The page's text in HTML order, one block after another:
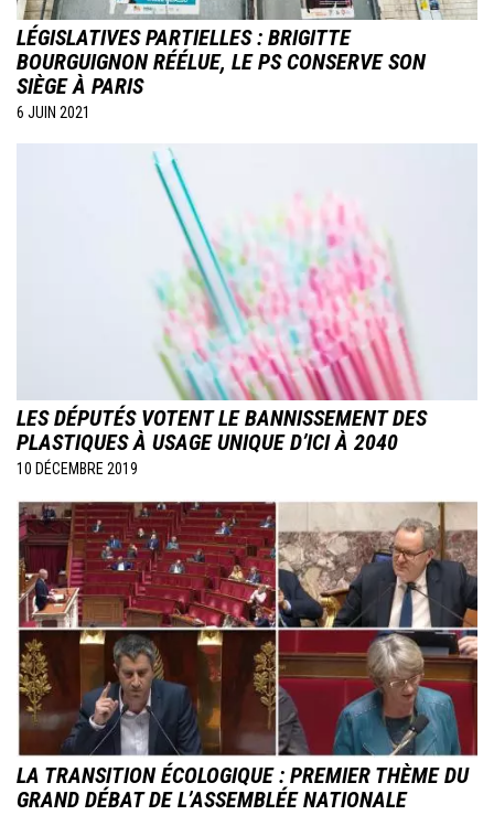
LÉGISLATIVES PARTIELLES : BRIGITTE
BOURGUIGNON RÉÉLUE, LE PS CONSERVE SON
SIÈGE À PARIS
6 JUIN 2021
LES DÉPUTÉS VOTENT LE BANNISSEMENT DES
PLASTIQUES À USAGE UNIQUE D’ICI À 2040
10 DÉCEMBRE 2019
Image
LA TRANSITION ÉCOLOGIQUE : PREMIER THÈME DU
GRAND DÉBAT DE L’ASSEMBLÉE NATIONALE